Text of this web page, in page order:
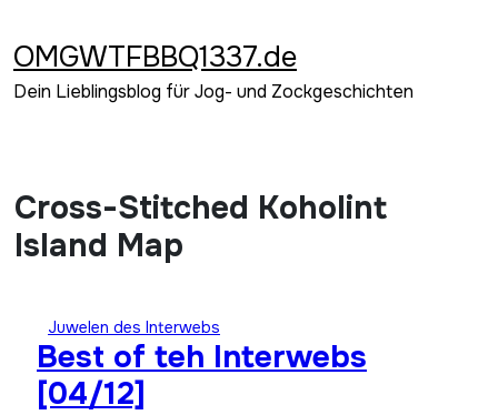
springen
OMGWTFBBQ1337.de
Dein Lieblingsblog für Jog- und Zockgeschichten
Cross-Stitched Koholint
Island Map
Juwelen des Interwebs
Best of teh Interwebs
[04/12]